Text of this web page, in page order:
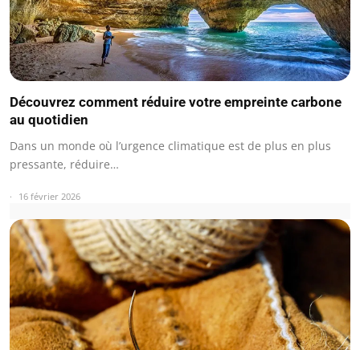
Découvrez comment réduire votre empreinte carbone
au quotidien
Dans un monde où l’urgence climatique est de plus en plus
pressante, réduire…
16 février 2026